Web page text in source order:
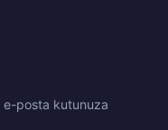
e-posta kutunuza